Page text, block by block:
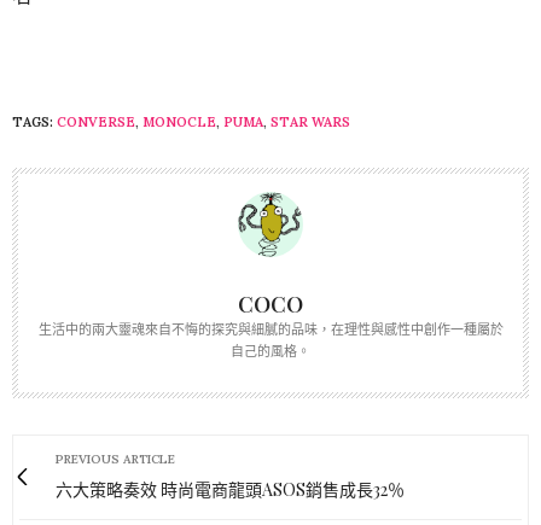
TAGS: CONVERSE, MONOCLE, PUMA, STAR WARS
COCO
生活中的兩大靈魂來自不悔的探究與細膩的品味，在理性與感性中創作一種屬於
自己的風格。
PREVIOUS ARTICLE
六大策略奏效 時尚電商龍頭ASOS銷售成長32％